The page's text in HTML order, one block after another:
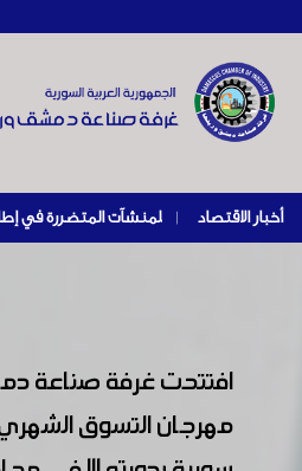
أخبار الاقتصاد |
افتتحت غرفة صناعة
مهرجان التسوق